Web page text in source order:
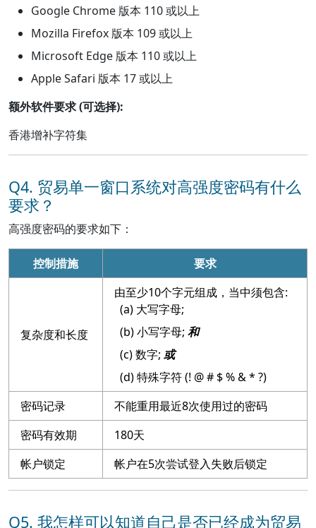
Google Chrome 版本 110 或以上
Mozilla Firefox 版本 109 或以上
Microsoft Edge 版本 110 或以上
Apple Safari 版本 17 或以上
额外软件要求 (可选择):
香港增补字符集
Q4. 贸易单一窗口系统对高强度密码有什么
要求？
高强度密码的要求如下：
控制措施 要求
复杂度和长度
由至少10个字元组成，当中须包含:
大写字母;
小写字母; 和
数字; 或
特殊字符 (! @ # $ % & * ?)
密码记录
不能重用最近8次使用过的密码
密码有效期
180天
帐户锁定
帐户在5次尝试登入失败后锁定
Q5. 我怎样可以知道自己是否已经成为贸易